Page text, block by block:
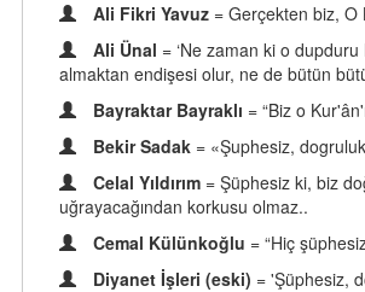
Ali Fikri Yavuz = Gerçekten biz, O
Ali Ünal = ‘Ne zaman ki o dupduru
almaktan endişesi olur, ne de bütün
Bayraktar Bayraklı = “Biz o
Bekir Sadak = «Şuphesiz,
Celal Yıldırım = Şüphesiz ki, biz
uğrayacağından korkusu olmaz..
Cemal Külünkoğlu = “Hiç
Diyanet İşleri (eski) = 'Şüphesiz,